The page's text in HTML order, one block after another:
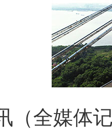
全媒体记